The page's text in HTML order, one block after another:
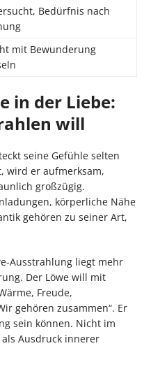
Bedürfnis nach
mit Bewunderung
in der Liebe:
will
seine Gefühle selten
wird er aufmerksam,
großzügig.
körperliche Nähe
gehören zu seiner Art,
Ausstrahlung liegt mehr
Der Löwe will mit
Freude,
gehören zusammen“. Er
sein können. Nicht im
Ausdruck innerer